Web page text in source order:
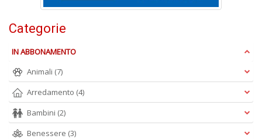
Categorie
IN ABBONAMENTO
Animali (7)
Arredamento (4)
Bambini (2)
Benessere (3)